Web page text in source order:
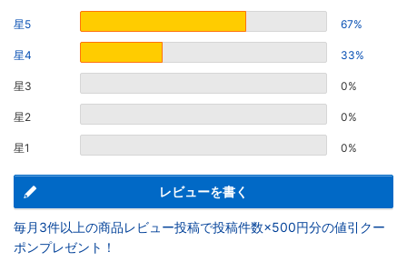
星5 67%
星4 33%
星3 0%
星2 0%
星1 0%
レビューを書く
毎月3件以上の商品レビュー投稿で投稿件数×500円分の値引クー
ポンプレゼント！